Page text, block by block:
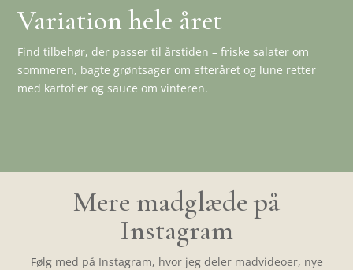
Variation hele året
Find tilbehør, der passer til årstiden – friske salater om
sommeren, bagte grøntsager om efteråret og lune retter
med kartofler og sauce om vinteren.
Mere madglæde på
Instagram
Følg med på Instagram, hvor jeg deler madvideoer, nye